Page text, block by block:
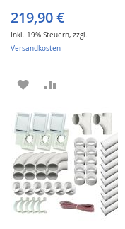
219,90 €
Inkl. 19% Steuern, zzgl.
Versandkosten
ZUR
HINZUFÜGEN
HINZUFÜGEN